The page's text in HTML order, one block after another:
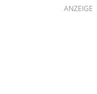
ANZEIGE